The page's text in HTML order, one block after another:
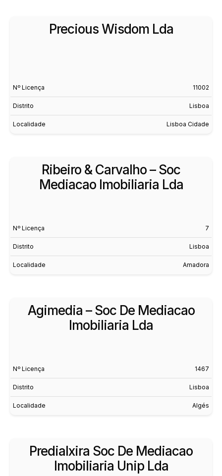
Precious Wisdom Lda
Nº Licença 11002
Distrito Lisboa
Localidade Lisboa Cidade
Ribeiro & Carvalho – Soc
Mediacao Imobiliaria Lda
Nº Licença 7
Distrito Lisboa
Localidade Amadora
Agimedia – Soc De Mediacao
Imobiliaria Lda
Nº Licença 1467
Distrito Lisboa
Localidade Algés
Predialxira Soc De Mediacao
Imobiliaria Unip Lda